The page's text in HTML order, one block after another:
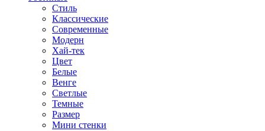
Стиль
Классические
Современные
Модерн
Хай-тек
Цвет
Белые
Венге
Светлые
Темные
Размер
Мини стенки